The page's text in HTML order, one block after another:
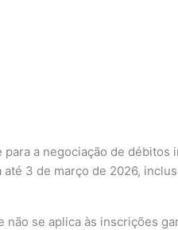
a negociação de débitos
3 de março de 2026,
se aplica às inscrições